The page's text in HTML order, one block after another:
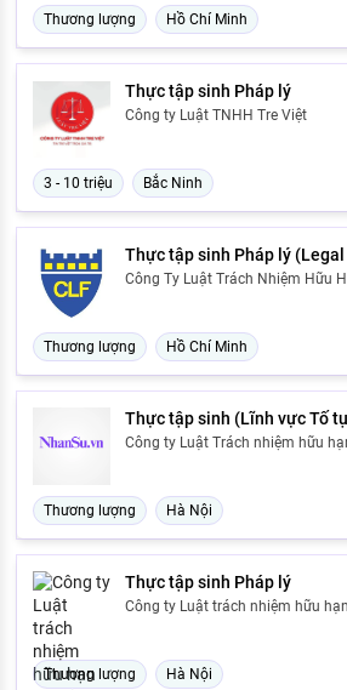
Thương lượng Hồ Chí Minh
Thực tập sinh Pháp lý
Công ty Luật TNHH Tre Việt
3 - 10 triệu Bắc Ninh
Thực tập sinh Pháp lý
Công Ty Luật Trách Nhiệm Hữu
Thương lượng Hồ Chí Minh
Thực tập sinh (Lĩnh vực Tố
Công ty Luật Trách nhiệm hữu
Thương lượng Hà Nội
Thực tập sinh Pháp lý
Công ty Luật trách nhiệm hữu
Thương lượng Hà Nội